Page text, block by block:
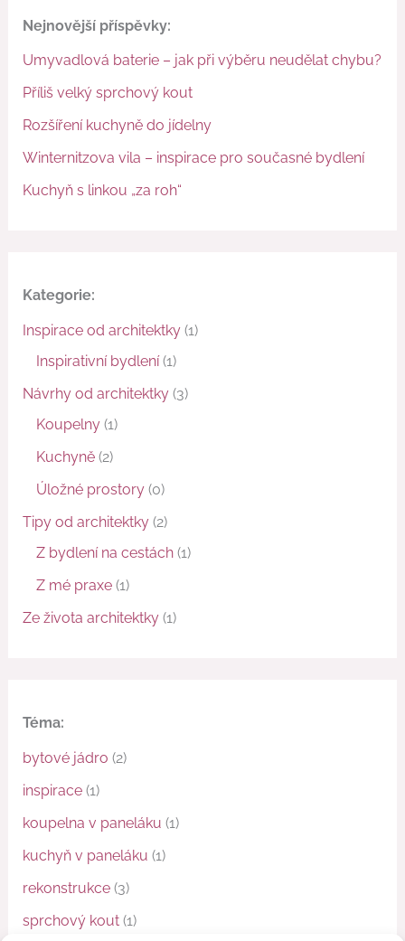
Nejnovější příspěvky:
Umyvadlová baterie – jak při výběru neudělat chybu?
Příliš velký sprchový kout
Rozšíření kuchyně do jídelny
Winternitzova vila – inspirace pro současné bydlení
Kuchyň s linkou „za roh“
Kategorie:
Inspirace od architektky(1)
Inspirativní bydlení(1)
Návrhy od architektky(3)
Koupelny(1)
Kuchyně(2)
Úložné prostory(0)
Tipy od architektky(2)
Z bydlení na cestách(1)
Z mé praxe(1)
Ze života architektky(1)
Téma:
bytové jádro (2)
inspirace(1)
koupelna v paneláku (1)
kuchyň v paneláku (1)
rekonstrukce(3)
sprchový kout(1)